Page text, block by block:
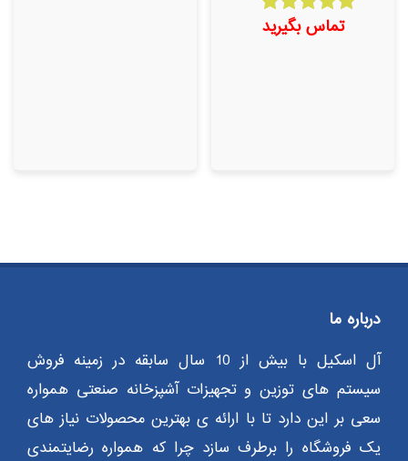
امتیاز
5.00
تماس بگیرید
درباره ما
آل اسکیل با بیش از 10 سال سابقه در زمینه فروش
سیستم های توزین و تجهیزات آشپزخانه صنعتی همواره
سعی بر این دارد تا با ارائه ی بهترین محصولات نیاز های
یک فروشگاه را برطرف سازد چرا که همواره رضایتمندی